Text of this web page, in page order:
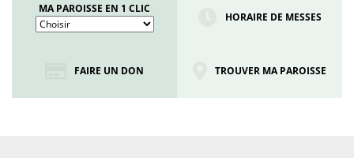
MA PAROISSE EN 1 CLIC
HORAIRE DE MESSES
FAIRE UN DON TROUVER MA PAROISSE